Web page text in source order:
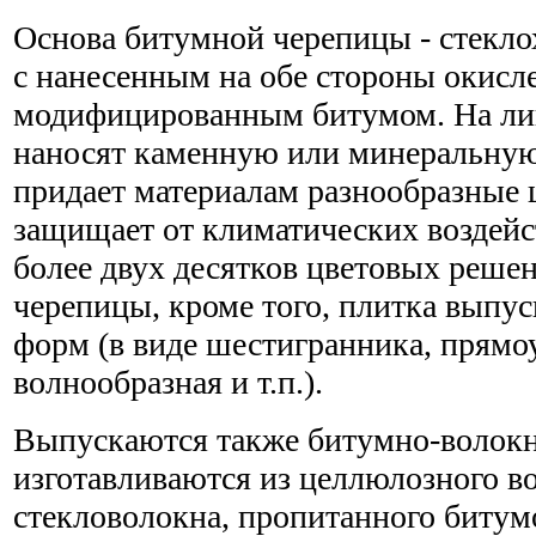
Основа битумной черепицы -
с нанесенным на обе стороны
модифицированным битумом. На
наносят каменную или
придает материалам разнообразные
защищает от климатических
более двух десятков цветовых
черепицы, кроме того, плитка
форм (в виде шестигранника,
волнообразная и т.п.).
Выпускаются также битумно-
изготавливаются из целлюлозного
стекловолокна, пропитанного